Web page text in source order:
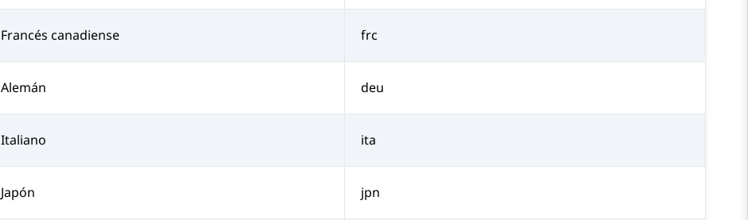
Francés canadiense frc
Alemán deu
Italiano ita
Japón jpn